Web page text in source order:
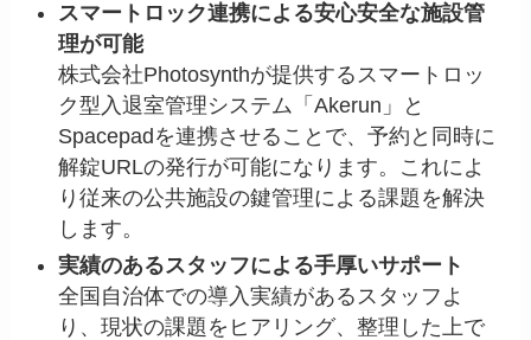
スマートロック連携による安心安全な施設管
理が可能
株式会社Photosynthが提供するスマートロッ
ク型入退室管理システム「Akerun」と
Spacepadを連携させることで、予約と同時に
解錠URLの発行が可能になります。これによ
り従来の公共施設の鍵管理による課題を解決
します。
実績のあるスタッフによる手厚いサポート
全国自治体での導入実績があるスタッフよ
り、現状の課題をヒアリング、整理した上で